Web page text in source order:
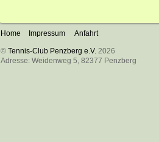
Home Impressum Anfahrt
© Tennis-Club Penzberg e.V. 2026
Adresse: Weidenweg 5, 82377 Penzberg